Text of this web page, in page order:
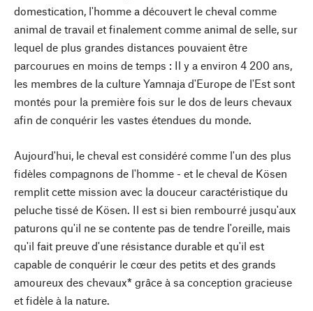
domestication, l'homme a découvert le cheval comme
animal de travail et finalement comme animal de selle, sur
lequel de plus grandes distances pouvaient être
parcourues en moins de temps : Il y a environ 4 200 ans,
les membres de la culture Yamnaja d'Europe de l'Est sont
montés pour la première fois sur le dos de leurs chevaux
afin de conquérir les vastes étendues du monde.
Aujourd'hui, le cheval est considéré comme l'un des plus
fidèles compagnons de l'homme - et le cheval de Kösen
remplit cette mission avec la douceur caractéristique du
peluche tissé de Kösen. Il est si bien rembourré jusqu'aux
paturons qu'il ne se contente pas de tendre l'oreille, mais
qu'il fait preuve d'une résistance durable et qu'il est
capable de conquérir le cœur des petits et des grands
amoureux des chevaux* grâce à sa conception gracieuse
et fidèle à la nature.